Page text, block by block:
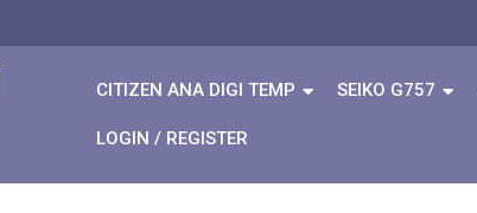
CITIZEN ANA DIGI TEMP SEIKO G757
LOGIN / REGISTER